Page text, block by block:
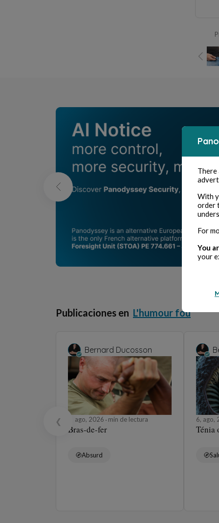
Publicaciones en L'humour fou
❮
Bernard Ducosson
6, ago, 2026 min de lectura
Bras-de-fer
Absurd
6, ago,
Ténia
With
order
For
You
your